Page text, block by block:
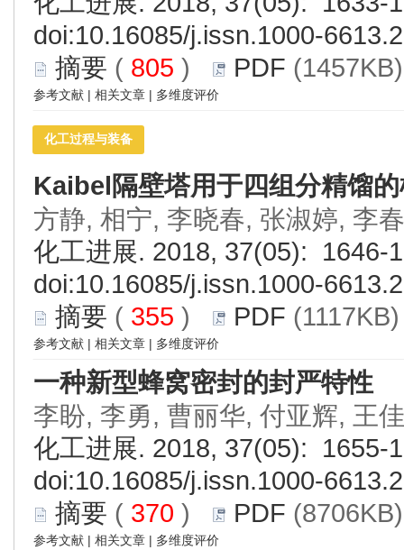
doi:10.16085/j.issn.1000-
摘要 ( 805 ) PDF
参考文献 | 相关文章 | 多维度评价
化工过程与装备
Kaibel隔壁塔用于四组分精馏
方静, 相宁, 李晓春, 张淑婷, 李
化工进展. 2018, 37(05): 1646-
doi:10.16085/j.issn.1000-
摘要 ( 355 ) PDF
参考文献 | 相关文章 | 多维度评价
一种新型蜂窝密封的封严特性
李盼, 李勇, 曹丽华, 付亚辉, 王
化工进展. 2018, 37(05): 1655-
doi:10.16085/j.issn.1000-
摘要 ( 370 ) PDF
参考文献 | 相关文章 | 多维度评价